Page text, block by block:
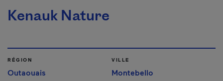
Kenauk Nature
RÉGION
Outaouais
VILLE
Montebello